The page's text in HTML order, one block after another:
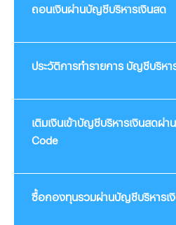
ถอนเงินผ่านบัญชีบริหารเงินสด
ประวัติการทำรายการ บัญชีบริหา
เติมเงินเข้าบัญชีบริหารเงินสดผ่า
Code
ซื้อกองทุนรวมผ่านบัญชีบริหารเ